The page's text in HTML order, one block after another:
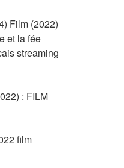
Film (2022)
et la fée
streaming
: FILM
film